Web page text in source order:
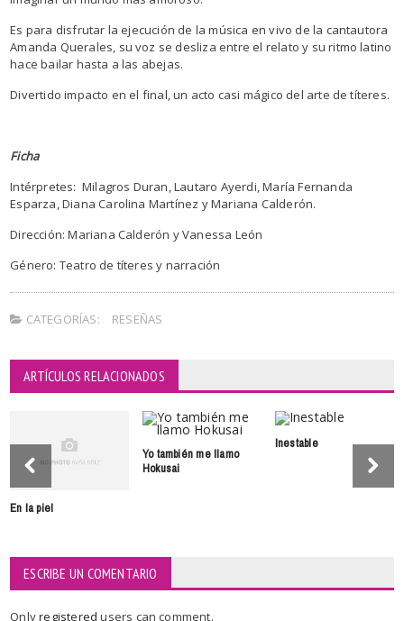
Es para disfrutar la ejecución de la música en vivo de la cantautora
Amanda Querales, su voz se desliza entre el relato y su ritmo latino
hace bailar hasta a las abejas.
Divertido impacto en el final, un acto casi mágico del arte de títeres.
Ficha
Intérpretes: Milagros Duran, Lautaro Ayerdi, María Fernanda
Esparza, Diana Carolina Martínez y Mariana Calderón.
Dirección: Mariana Calderón y Vanessa León
Género: Teatro de títeres y narración
CATEGORÍAS: RESEÑAS
ARTÍCULOS RELACIONADOS
En la piel
Yo también me llamo
Hokusai
Inestable
ESCRIBE UN COMENTARIO
Onlyregisteredusers can comment.